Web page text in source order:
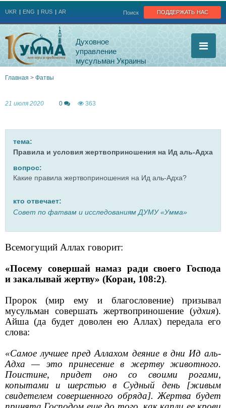
поддержать нас
Поиск
UKR ENG RUS AR
Духовное
управление
мусульман Украины
Главная > Фатвы
21 июля 2020 0 363
тема:
Правила и условия жертвоприношения на Ид аль-Адха
вопрос:
Какие правила жертвоприношения на Ид аль-Адха?
кто отвечает:
Совет по фатвам и исследованиям ДУМУ «Умма»
Всемогущий Аллах говорит:
«Посему совершай намаз ради своего Господа
и закалывай жертву» (Коран, 108:2).
Пророк (мир ему и благословение) призывал
мусульман совершать жертвоприношение (удхия).
Айша (да будет доволен ею Аллах) передала его
слова:
«Самое лучшее пред Аллахом деяние в дни Ид аль-
Адха — это принесение в жертву животного.
Поистине, придет оно со своими рогами,
копытами и шерстью в Судный день [живым
свидетелем совершенного обряда]. Жертва будет